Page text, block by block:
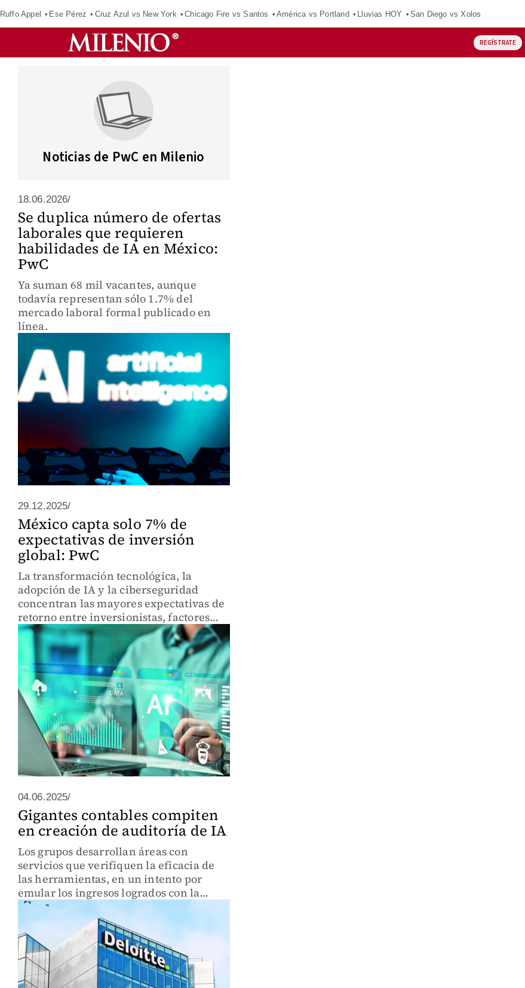
Ruffo Appel Ese Pérez Cruz Azul vs New York Chicago Fire vs Santos América vs Portland Lluvias HOY San Diego vs Xolos
REGÍSTRATE
Noticias de PwC en Milenio
18.06.2026/
Se duplica número de ofertas
laborales que requieren
habilidades de IA en México:
PwC
Ya suman 68 mil vacantes, aunque
todavía representan sólo 1.7% del
mercado laboral formal publicado en
línea.
29.12.2025/
México capta solo 7% de
expectativas de inversión
global: PwC
La transformación tecnológica, la
adopción de IA y la ciberseguridad
concentran las mayores expectativas de
retorno entre inversionistas, factores
que marcan el estándar para los
mercados emergentes, señala la
consultora
04.06.2025/
Gigantes contables compiten
en creación de auditoría de IA
Los grupos desarrollan áreas con
servicios que verifiquen la eficacia de
las herramientas, en un intento por
emular los ingresos logrados con la
revisión ESG